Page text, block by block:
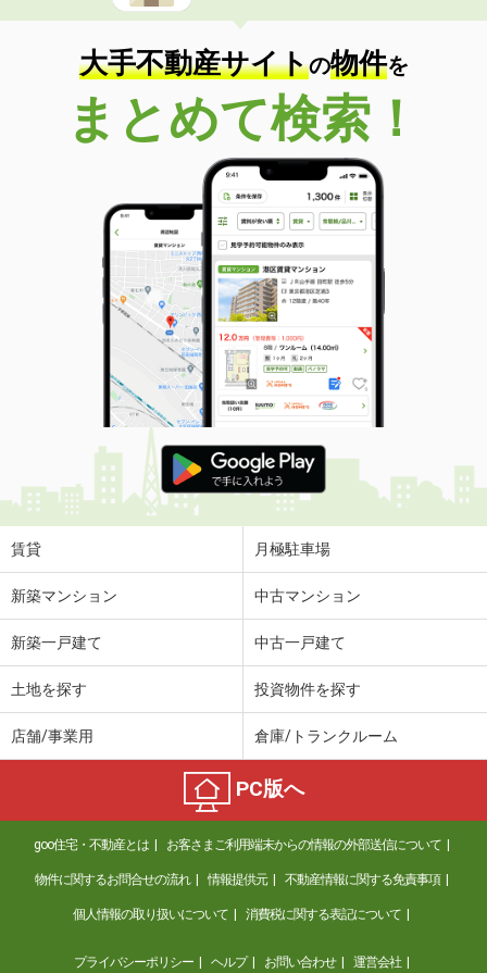
大手不動産サイトの物件を
まとめて検索！
賃貸 月極駐車場
新築マンション 中古マンション
新築一戸建て 中古一戸建て
土地を探す 投資物件を探す
店舗/事業用 倉庫/トランクルーム
PC版へ
goo住宅・不動産とは お客さまご利用端末からの情報の外部送信について
物件に関するお問合せの流れ 情報提供元 不動産情報に関する免責事項
個人情報の取り扱いについて 消費税に関する表記について
プライバシーポリシー ヘルプ お問い合わせ 運営会社